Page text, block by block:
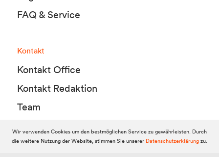
FAQ & Service
Kontakt
Kontakt Office
Kontakt Redaktion
Team
© 2010-2026 Dolomitenstadt.at
Wir verwenden Cookies um den bestmöglichen Service zu gewährleisten. Durch
die weitere Nutzung der Website, stimmen Sie unserer Datenschutzerklärungzu.